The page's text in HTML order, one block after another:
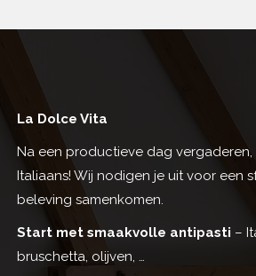
La Dolce Vita
Na een productieve dag
Italiaans! Wij nodigen je uit voor een
beleving samenkomen.
Start met smaakvolle antipasti –
bruschetta, olijven, …